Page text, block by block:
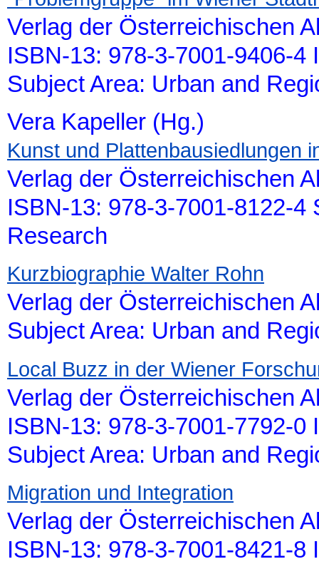
Verlag der Österreichischen
ISBN-13: 978-3-7001-9406-
Subject Area: Urban and
Vera Kapeller (Hg.)
Kunst und Plattenbausiedlungen
Verlag der Österreichischen
ISBN-13: 978-3-7001-8122-4
Research
Kurzbiographie Walter Rohn
Verlag der Österreichischen
Subject Area: Urban and
Local Buzz in der Wiener
Verlag der Österreichischen
ISBN-13: 978-3-7001-7792-
Subject Area: Urban and
Migration und Integration
Verlag der Österreichischen
ISBN-13: 978-3-7001-8421-